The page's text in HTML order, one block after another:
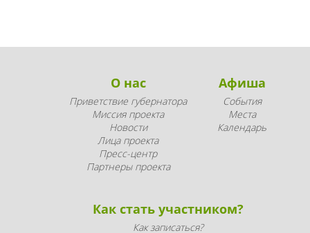
О нас
Приветствие губернатора
Миссия проекта
Новости
Лица проекта
Пресс-центр
Партнеры проекта
Афиша
События
Места
Календарь
Как стать участником?
Как записаться?